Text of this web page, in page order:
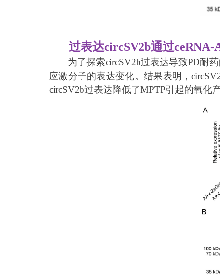
过表达circSV2b通过
为了探索circSV2b过表达导致PD耐
应激分子的表达变化。结果表明，
circSV2b过表达降低了MPTP引起的氧化